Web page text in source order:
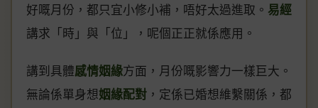
好嘅月份，都只宜小修小補，唔好太過進取。 易經
講求「時」與「位」，呢個正正就係應用。
講到具體感情姻緣方面，月份嘅影響力一樣巨大。
無論係單身想姻緣配對 ，定係已婚想維繫關係，都